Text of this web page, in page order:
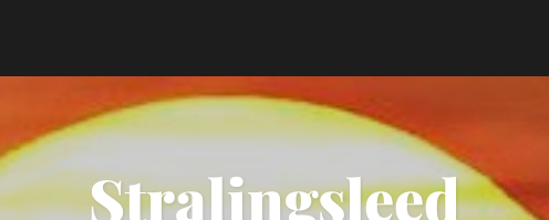
Stralingsleed